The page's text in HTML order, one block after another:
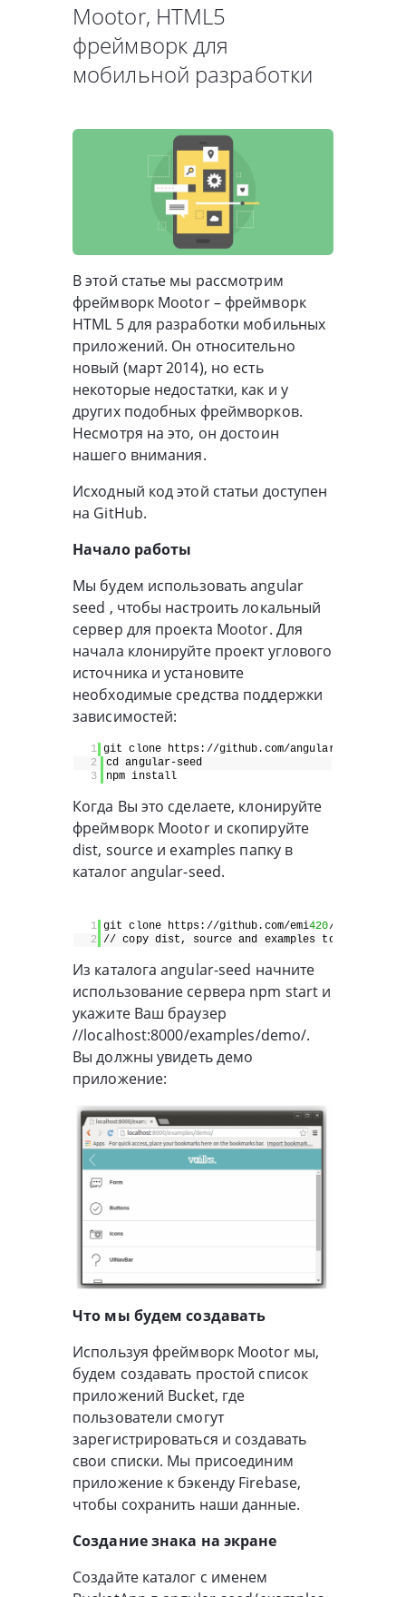
Mootor, HTML5
фреймворк для
мобильной разработки
В этой статье мы рассмотрим
фреймворк Mootor – фреймворк
HTML 5 для разработки мобильных
приложений. Он относительно
новый (март 2014), но есть
некоторые недостатки, как и у
других подобных фреймворков.
Несмотря на это, он достоин
нашего внимания.
Исходный код этой статьи доступен
на GitHub.
Начало работы
Мы будем использовать angular
seed , чтобы настроить локальный
сервер для проекта Mootor. Для
начала клонируйте проект углового
источника и установите
необходимые средства поддержки
зависимостей:
1 git clone https://github.com/angular/angular-
2
cd angular-seed
3
npm install
Когда Вы это сделаете, клонируйте
фреймворк Mootor и скопируйте
dist, source и examples папку в
каталог angular-seed.
1 git clone https://github.com/emi420/Mootor.git
2 // copy dist, source and examples to angular-
Из каталога angular-seed начните
использование сервера npm start и
укажите Ваш браузер
//localhost:8000/examples/demo/.
Вы должны увидеть демо
приложение:
Что мы будем создавать
Используя фреймворк Mootor мы,
будем создавать простой список
приложений Bucket, где
пользователи смогут
зарегистрироваться и создавать
свои списки. Мы присоединим
приложение к бэкенду Firebase,
чтобы сохранить наши данные.
Создание знака на экране
Создайте каталог с именем